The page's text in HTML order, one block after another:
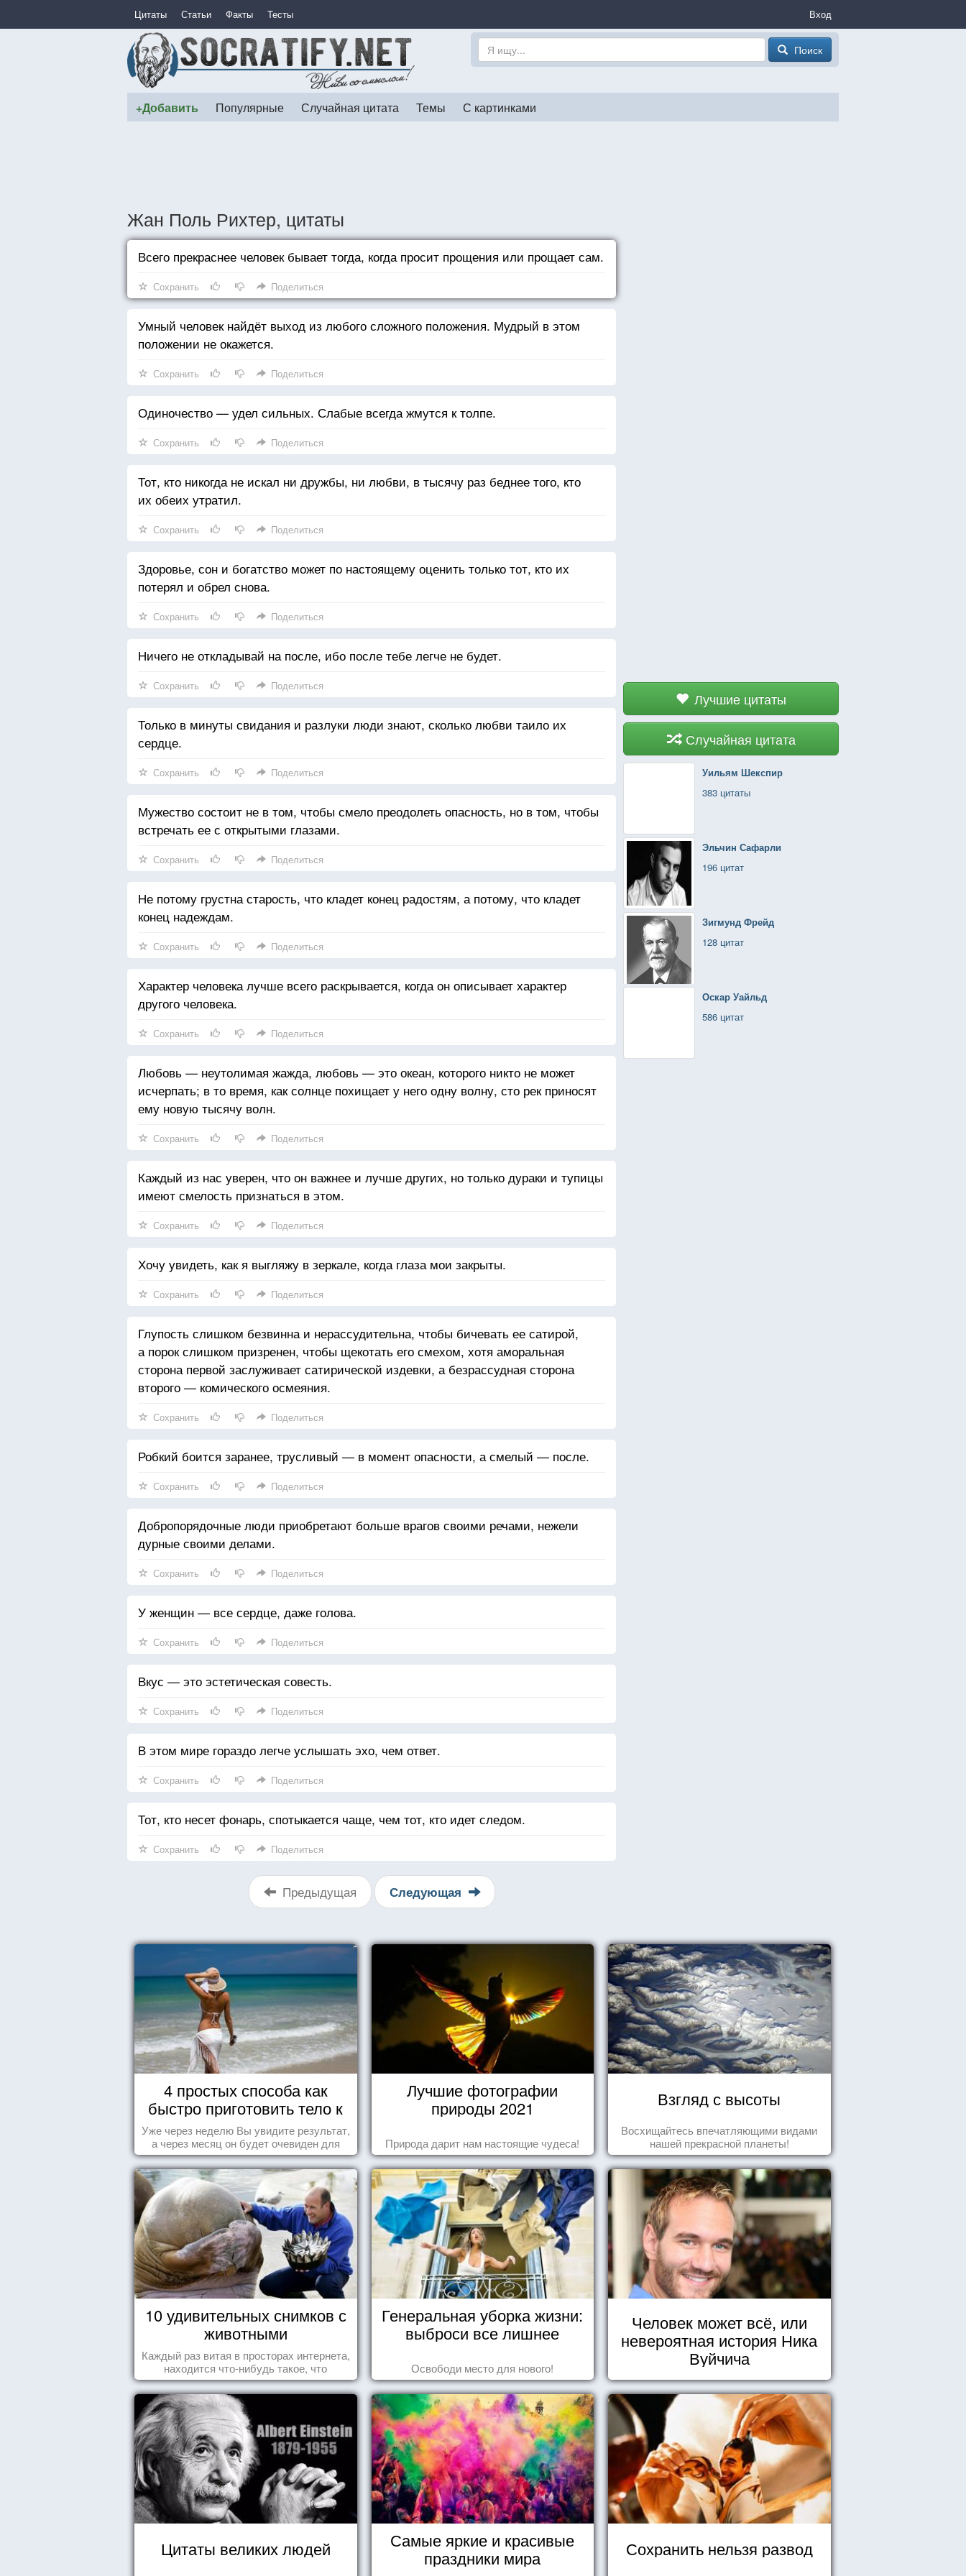
Цитаты Статьи Факты Тесты Вход
Поиск
+Добавить Популярные Случайная цитата Темы С картинками
Жан Поль Рихтер, цитаты
Лучшие цитаты
Случайная цитата
Уильям Шекспир
383 цитаты
Эльчин Сафарли
196 цитат
Зигмунд Фрейд
128 цитат
Оскар Уайльд
586 цитат
Всего прекраснее человек бывает тогда, когда просит прощения или прощает сам.
Сохранить Поделиться
Умный человек найдёт выход из любого сложного положения. Мудрый в этом
положении не окажется.
Сохранить Поделиться
Одиночество — удел сильных. Слабые всегда жмутся к толпе.
Сохранить Поделиться
Тот, кто никогда не искал ни дружбы, ни любви, в тысячу раз беднее того, кто
их обеих утратил.
Сохранить Поделиться
Здоровье, сон и богатство может по настоящему оценить только тот, кто их
потерял и обрел снова.
Сохранить Поделиться
Ничего не откладывай на после, ибо после тебе легче не будет.
Сохранить Поделиться
Только в минуты свидания и разлуки люди знают, сколько любви таило их
сердце.
Сохранить Поделиться
Мужество состоит не в том, чтобы смело преодолеть опасность, но в том, чтобы
встречать ее с открытыми глазами.
Сохранить Поделиться
Не потому грустна старость, что кладет конец радостям, а потому, что кладет
конец надеждам.
Сохранить Поделиться
Характер человека лучше всего раскрывается, когда он описывает характер
другого человека.
Сохранить Поделиться
Любовь — неутолимая жажда, любовь — это океан, которого никто не может
исчерпать; в то время, как солнце похищает у него одну волну, сто рек приносят
ему новую тысячу волн.
Сохранить Поделиться
Каждый из нас уверен, что он важнее и лучше других, но только дураки и тупицы
имеют смелость признаться в этом.
Сохранить Поделиться
Хочу увидеть, как я выгляжу в зеркале, когда глаза мои закрыты.
Сохранить Поделиться
Глупость слишком безвинна и нерассудительна, чтобы бичевать ее сатирой,
а порок слишком призренен, чтобы щекотать его смехом, хотя аморальная
сторона первой заслуживает сатирической издевки, а безрассудная сторона
второго — комического осмеяния.
Сохранить Поделиться
Робкий боится заранее, трусливый — в момент опасности, а смелый — после.
Сохранить Поделиться
Добропорядочные люди приобретают больше врагов своими речами, нежели
дурные своими делами.
Сохранить Поделиться
У женщин — все сердце, даже голова.
Сохранить Поделиться
Вкус — это эстетическая совесть.
Сохранить Поделиться
В этом мире гораздо легче услышать эхо, чем ответ.
Сохранить Поделиться
Тот, кто несет фонарь, спотыкается чаще, чем тот, кто идет следом.
Сохранить Поделиться
Предыдущая Следующая
4 простых способа как
быстро приготовить тело к
морю
Уже через неделю Вы увидите результат,
а через месяц он будет очевиден для
всех!
Лучшие фотографии
природы 2021
Природа дарит нам настоящие чудеса!
Взгляд с высоты
Восхищайтесь впечатляющими видами
нашей прекрасной планеты!
10 удивительных снимков с
животными
Каждый раз витая в просторах интернета,
находится что-нибудь такое, что
заставляет улыбнуться, удивиться,
восхититься...
Генеральная уборка жизни:
выброси все лишнее
Освободи место для нового!
Человек может всё, или
невероятная история Ника
Вуйчича
Цитаты великих людей
Самые яркие и красивые
праздники мира
Сохранить нельзя развод